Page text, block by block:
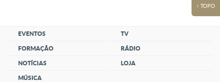
↑ TOPO
EVENTOS
FORMAÇÃO
NOTÍCIAS
MÚSICA
TV
RÁDIO
LOJA